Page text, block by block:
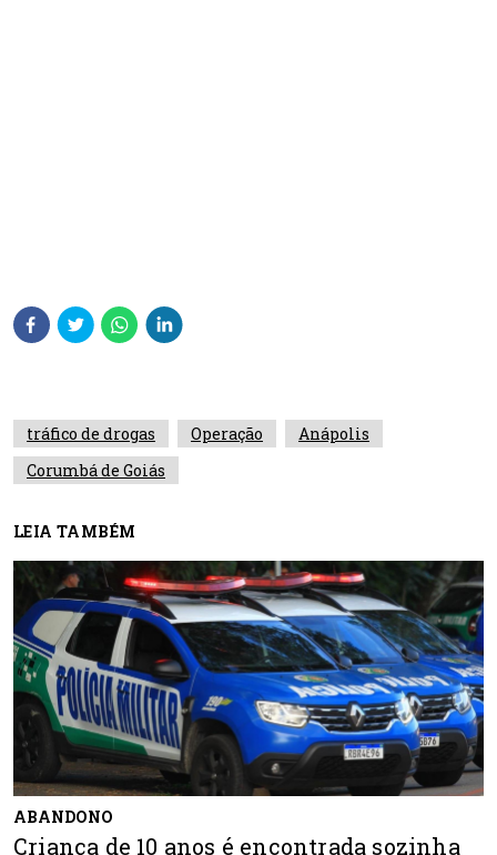
tráfico de drogas Operação
Anápolis
Corumbá de Goiás
LEIA TAMBÉM
ABANDONO
Criança de 10 anos é encontrada sozinha